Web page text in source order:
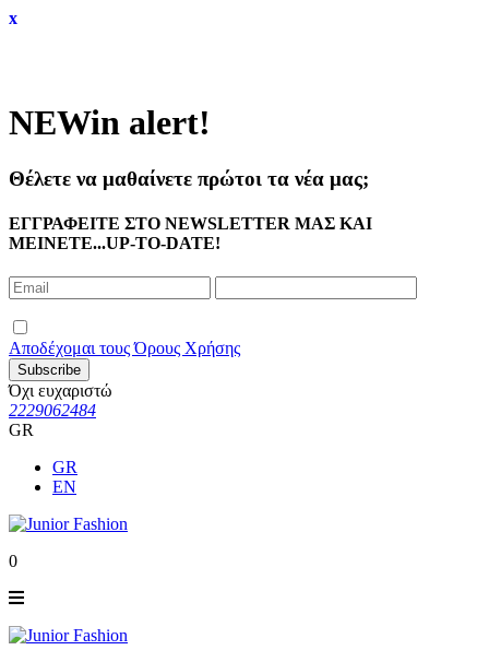
x
NEWin alert!
Θέλετε να μαθαίνετε πρώτοι τα νέα μας;
ΕΓΓΡΑΦΕΙΤΕ ΣΤΟ NEWSLETTER ΜΑΣ ΚΑΙ
ΜΕΙΝΕΤΕ...UP-TO-DATE!
Αποδέχομαι τους Όρους Χρήσης
Subscribe
Όχι ευχαριστώ
2229062484
GR
GR
EN
0